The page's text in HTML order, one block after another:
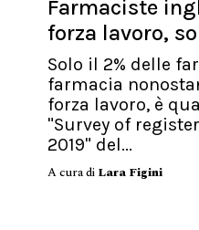
Farmaciste
forza lavoro,
Solo il 2% delle
farmacia
forza lavoro, è
"Survey of
2019" del...
A cura di Lara Figini